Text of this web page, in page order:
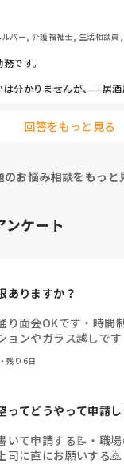
と称して少し豪華なお
ンダー作り
イクアウトイベント
の定期的な行事(運動
り、新しく喜ばれるよ
る」「年〇回、こんな
パー, 介護福祉士, 生活相談員
です。
は分かりませんが、「居
回答をもっと見る
のお悩み相談をもっと
ンケート
ありますか？
り面会OKです ・ 時間
ョンやガラス越しです
残り6日
ってどうやって申請し
いて申請する📝 ・ 職
上司に直にお願いする🙇